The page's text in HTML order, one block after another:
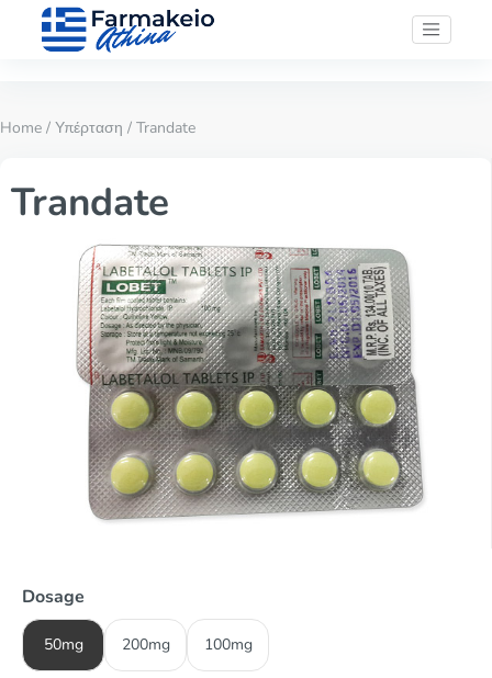
Home / Υπέρταση / Trandate
Trandate
Dosage
50mg 200mg 100mg